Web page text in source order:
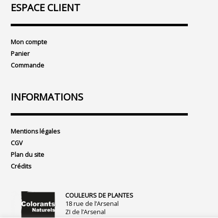
ESPACE CLIENT
Mon compte
Panier
Commande
INFORMATIONS
Mentions légales
CGV
Plan du site
Crédits
COULEURS DE PLANTES
18 rue de l’Arsenal
ZI de l’Arsenal